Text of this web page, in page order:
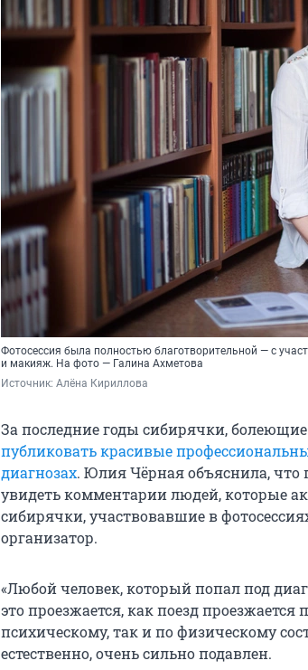
Фотосессия была полностью благотворительной — с
и макияж. На фото — Галина Ахметова
Источник: Алёна Кириллова
За последние годы сибирячки,
публиковать красивые
диагнозах. Юлия Чёрная объяснила,
увидеть комментарии людей, которые
сибирячки, участвовавшие в
организатор.
«Любой человек, который попал под
это проезжается, как поезд
психическому, так и по физическому
естественно, очень сильно подавлен.